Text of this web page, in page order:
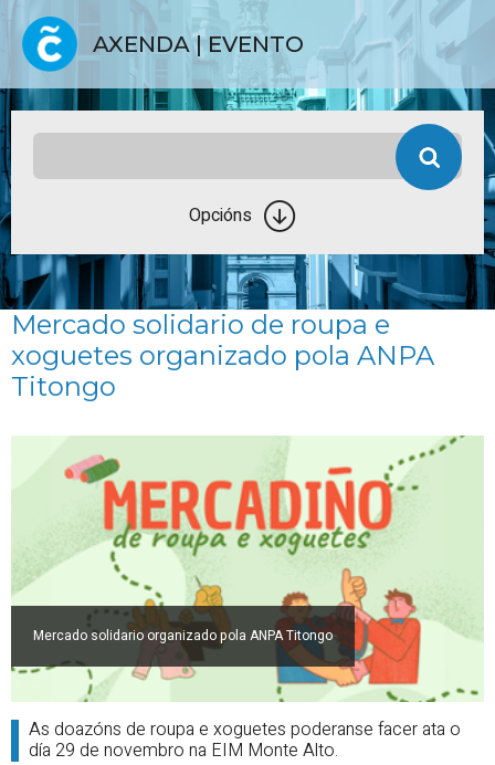
AXENDA | EVENTO
Opcións
Mercado solidario de roupa e
xoguetes organizado pola ANPA
Titongo
Mercado solidario organizado pola ANPA Titongo
As doazóns de roupa e xoguetes poderanse facer ata o
día 29 de novembro na EIM Monte Alto.